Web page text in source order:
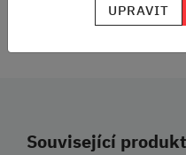
SKVĚLÉ HODNOCENÍ
Související
UPRAVIT